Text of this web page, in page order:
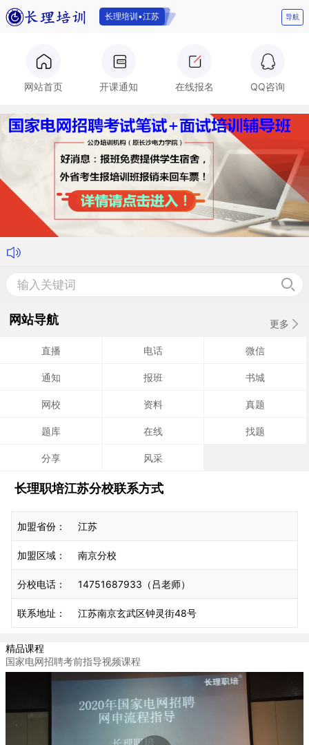
长理培训•江苏 导航
网站首页 开课通知 在线报名 QQ咨询
网站导航 更多
直播 电话 微信
通知 报班 书城
网校 资料 真题
题库 在线 找题
分享 风采
长理职培江苏分校联系方式
加盟省份： 江苏
加盟区域： 南京分校
分校电话： 14751687933（吕老师）
联系地址： 江苏南京玄武区钟灵街48号
精品课程
国家电网招聘考前指导视频课程